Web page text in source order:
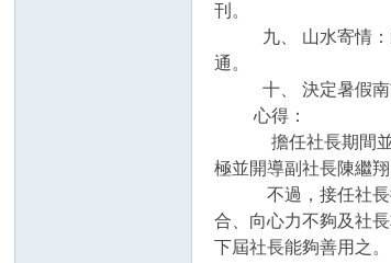
刊。
九、 山水寄情：山
通。
十、 決定暑假南胡
心得：
擔任社長期間並無
極並開導副社長陳繼
不過，接任社長後
合、向心力不夠及社
下屆社長能夠善用之。